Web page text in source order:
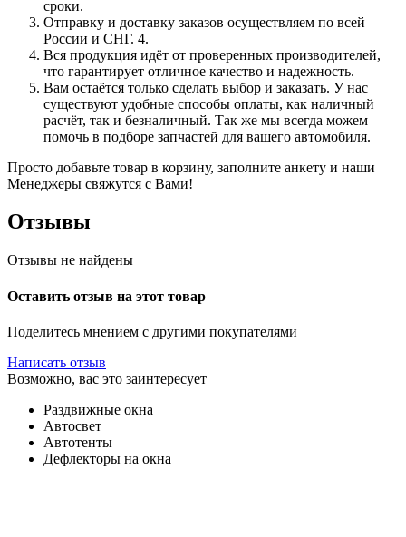
сроки.
Отправку и доставку заказов осуществляем по всей
России и СНГ. 4.
Вся продукция идёт от проверенных производителей,
что гарантирует отличное качество и надежность.
Вам остаётся только сделать выбор и заказать. У нас
существуют удобные способы оплаты, как наличный
расчёт, так и безналичный. Так же мы всегда можем
помочь в подборе запчастей для вашего автомобиля.
Просто добавьте товар в корзину, заполните анкету и наши
Менеджеры свяжутся с Вами!
Отзывы
Отзывы не найдены
Оставить отзыв на этот товар
Поделитесь мнением с другими покупателями
Написать отзыв
Возможно, вас это заинтересует
Раздвижные окна
Автосвет
Автотенты
Дефлекторы на окна